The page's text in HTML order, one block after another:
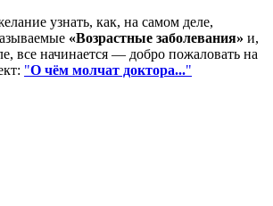
узнать, как, на самом деле,
«Возрастные заболевания» и,
все начинается — добро пожаловать на
"О чём молчат доктора..."